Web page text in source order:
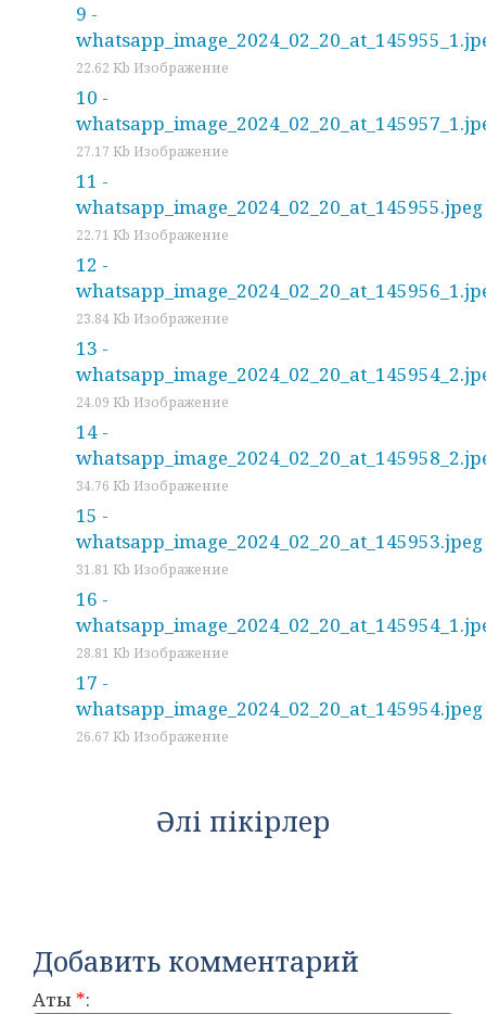
9 -
22.62 Kb Изображение
10 -
27.17 Kb Изображение
11 -
whatsapp_image_2024_02_20_at_145955.jpeg
22.71 Kb Изображение
12 -
23.84 Kb Изображение
13 -
24.09 Kb Изображение
14 -
34.76 Kb Изображение
15 -
whatsapp_image_2024_02_20_at_145953.jpeg
31.81 Kb Изображение
16 -
28.81 Kb Изображение
17 -
whatsapp_image_2024_02_20_at_145954.jpeg
26.67 Kb Изображение
Әлі пікірлер
Добавить комментарий
Аты *: